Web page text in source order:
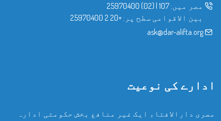
مصر میں: 107
|
(02) 25970400
بین الاقوامی سطح پر: +20 2 25970400
ask@dar-alifta.org
ادارے کی نوعیت
مصری دارالافتاء ایک غیر منافع بخش حکومتی ادارہ